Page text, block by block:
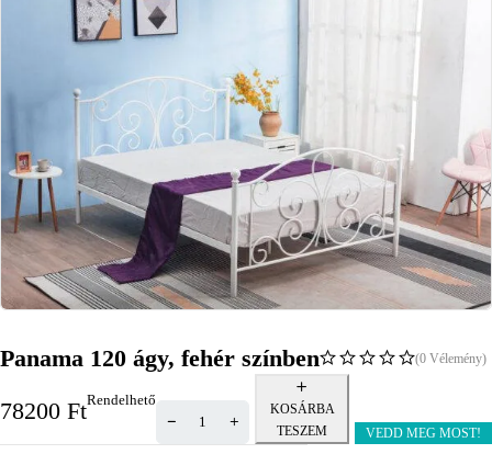
Panama 120 ágy, fehér színben (0 Vélemény)
78200 FtRendelhető
KOSÁRBA
TESZEM
VEDD MEG MOST!